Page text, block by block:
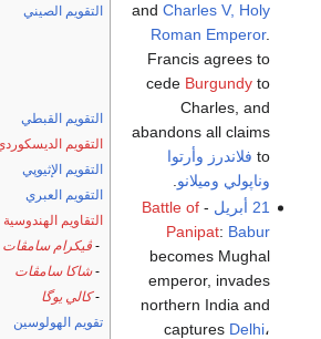
التقويم الصيني
التقويم القبطي
التقويم
التقويم الإثيوپي
التقويم العبري
التقاويم الهندوسية
- ڤيكرام سامڤات
-شاكا سامڤات
-كالي يوگا
تقويم الهولوسين
and Charles V, Holy
Roman Emperor.
Francis agrees to
cede Burgundyto
Charles, and
abandons all claims
to فلاندرز وأرتوا
وناپولي وميلانو
21 أبريل
-
Battle of
Panipat: Babur
becomes Mughal
emperor, invades
northern India and
captures Delhi،